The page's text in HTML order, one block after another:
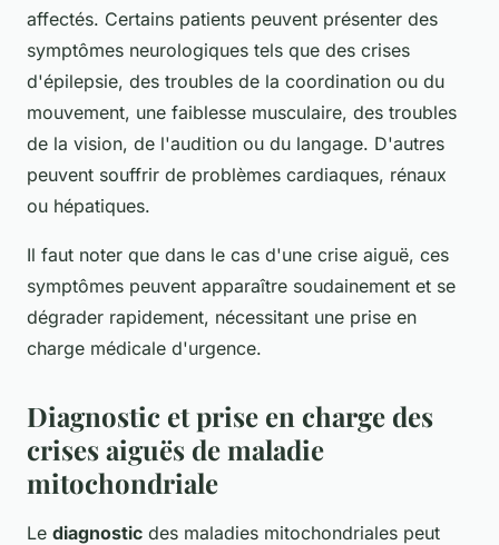
affectés. Certains patients peuvent présenter des
symptômes neurologiques tels que des crises
d'épilepsie, des troubles de la coordination ou du
mouvement, une faiblesse musculaire, des troubles
de la vision, de l'audition ou du langage. D'autres
peuvent souffrir de problèmes cardiaques, rénaux
ou hépatiques.
Il faut noter que dans le cas d'une crise aiguë, ces
symptômes peuvent apparaître soudainement et se
dégrader rapidement, nécessitant une prise en
charge médicale d'urgence.
Diagnostic et prise en charge des
crises aiguës de maladie
mitochondriale
Le diagnostic des maladies mitochondriales peut